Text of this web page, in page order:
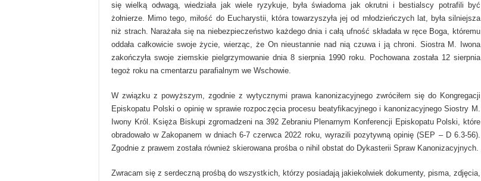
się wielką odwagą, wiedziała jak wiele ryzykuje, była świadoma jak okrutni i bestialscy potrafili być
żołnierze. Mimo tego, miłość do Eucharystii, która towarzyszyła jej od młodzieńczych lat, była silniejsza
niż strach. Narażała się na niebezpieczeństwo każdego dnia i całą ufność składała w ręce Boga, któremu
oddała całkowicie swoje życie, wierząc, że On nieustannie nad nią czuwa i ją chroni. Siostra M. Iwona
zakończyła swoje ziemskie pielgrzymowanie dnia 8 sierpnia 1990 roku. Pochowana została 12 sierpnia
tegoż roku na cmentarzu parafialnym we Wschowie.
W związku z powyższym, zgodnie z wytycznymi prawa kanonizacyjnego zwróciłem się do Kongregacji
Episkopatu Polski o opinię w sprawie rozpoczęcia procesu beatyfikacyjnego i kanonizacyjnego Siostry M.
Iwony Król. Księża Biskupi zgromadzeni na 392 Zebraniu Plenarnym Konferencji Episkopatu Polski, które
obradowało w Zakopanem w dniach 6-7 czerwca 2022 roku, wyrazili pozytywną opinię (SEP – D 6.3-56).
Zgodnie z prawem została również skierowana prośba o nihil obstat do Dykasterii Spraw Kanonizacyjnych.
Zwracam się z serdeczną prośbą do wszystkich, którzy posiadają jakiekolwiek dokumenty, pisma, zdjęcia,